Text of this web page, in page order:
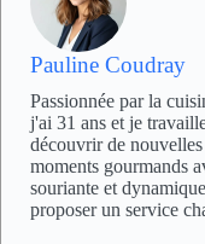
Pauline Coudray
Passionnée par la
j'ai 31 ans et je
découvrir de nouvelles
moments gourmands
souriante et
proposer un service